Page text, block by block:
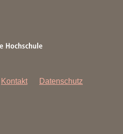
Kontakt
Datenschutz